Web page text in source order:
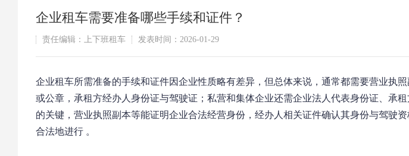
企业租车需要准备哪些手续和证件？
责任编辑：上下班租车 发表时间：2026-01-29
企业租车所需准备的手续和证件因企业性质略有差异，但总体来说，通常都需要营业执
或公章，承租方经办人身份证与驾驶证；私营和集体企业还需企业法人代表身份证、承
的关键，营业执照副本等能证明企业合法经营身份，经办人相关证件确认其身份与驾驶
合法地进行 。